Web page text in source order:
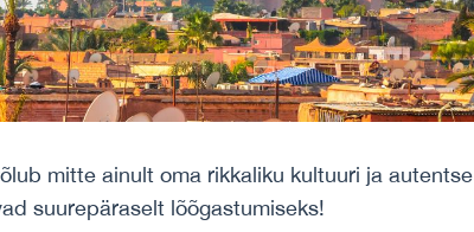
mitte ainult oma rikkaliku kultuuri ja autentse
suurepäraselt lõõgastumiseks!